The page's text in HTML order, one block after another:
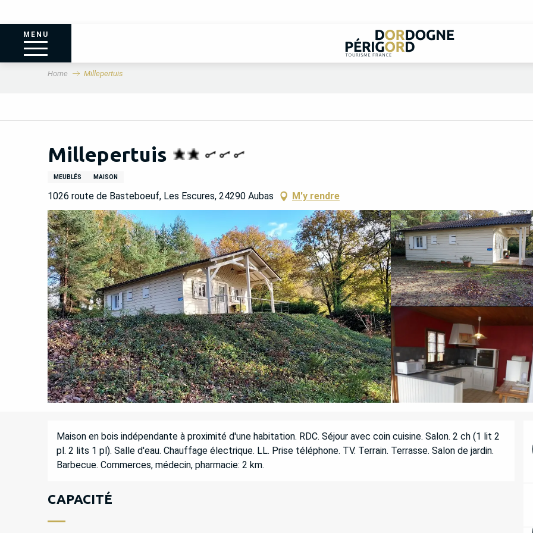
MENU
Home Millepertuis
Millepertuis
MEUBLÉS MAISON
1026 route de Basteboeuf, Les Escures, 24290 Aubas M'y rendre
DESCRIPTION
Maison en bois indépendante à proximité d'une habitation. RDC. Séjour avec coin cuisine. Salon. 2 ch (1 lit 2
pl. 2 lits 1 pl). Salle d'eau. Chauffage électrique. LL. Prise téléphone. TV. Terrain. Terrasse. Salon de jardin.
Barbecue. Commerces, médecin, pharmacie: 2 km.
CAPACITÉ